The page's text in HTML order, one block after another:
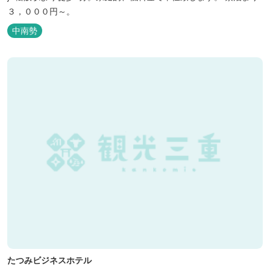
３，０００円～。
中南勢
たつみビジネスホテル